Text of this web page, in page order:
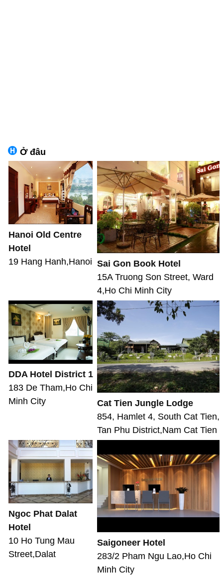
Ở đâu
Hanoi Old Centre
Hotel
19 Hang Hanh,Hanoi Sai Gon Book Hotel
15A Truong Son Street, Ward
4,Ho Chi Minh City
DDA Hotel District 1
183 De Tham,Ho Chi
Minh City
Cat Tien Jungle Lodge
854, Hamlet 4, South Cat Tien,
Tan Phu District,Nam Cat Tien
Ngoc Phat Dalat
Hotel
10 Ho Tung Mau
Street,Dalat
Saigoneer Hotel
283/2 Pham Ngu Lao,Ho Chi
Minh City